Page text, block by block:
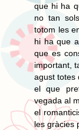
que hi ha
no tan
totom les
hi ha que
que es
important,
agust totes
el que
vegada al
el
les gràcies